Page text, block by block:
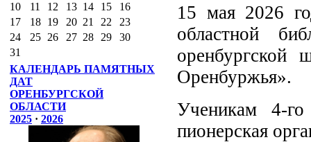
10
11 12 13 14 15
16
17
18 19 20 21 22
23
24
25 26 27 28 29
30
31
КАЛЕНДАРЬ ПАМЯТНЫХ
ДАТ
ОРЕНБУРГСКОЙ
ОБЛАСТИ
2025 · 2026
15 мая 2026
областной
Оренбуржья».
Ученикам 4-го
пионерская